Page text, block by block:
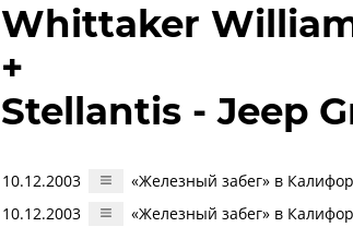
Whittaker
+
Stellantis - Jeep
10.12.2003
«Железный забег» в
10.12.2003
«Железный забег» в